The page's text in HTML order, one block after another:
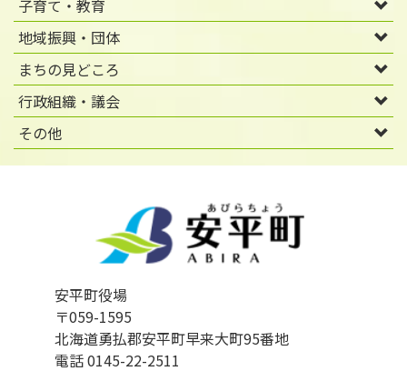
子育て・教育
地域振興・団体
まちの見どころ
行政組織・議会
その他
安平町役場
〒059-1595
北海道勇払郡安平町早来大町95番地
電話 0145-22-2511